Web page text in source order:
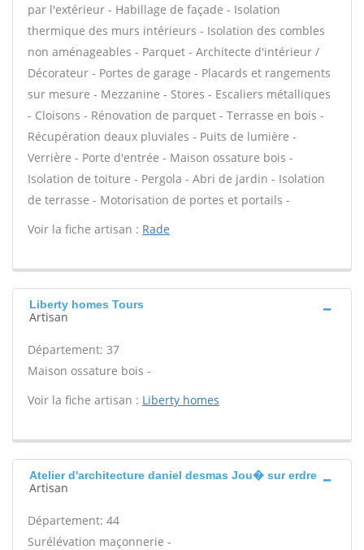
par l'extérieur - Habillage de façade - Isolation
thermique des murs intérieurs - Isolation des combles
non aménageables - Parquet - Architecte d'intérieur /
Décorateur - Portes de garage - Placards et rangements
sur mesure - Mezzanine - Stores - Escaliers métalliques
- Cloisons - Rénovation de parquet - Terrasse en bois -
Récupération deaux pluviales - Puits de lumière -
Verrière - Porte d'entrée - Maison ossature bois -
Isolation de toiture - Pergola - Abri de jardin - Isolation
de terrasse - Motorisation de portes et portails -
Voir la fiche artisan : Rade
Liberty homes Tours
Artisan
Département: 37
Maison ossature bois -
Voir la fiche artisan : Liberty homes
Atelier d'architecture daniel desmas Jou� sur erdre
Artisan
Département: 44
Surélévation maçonnerie -